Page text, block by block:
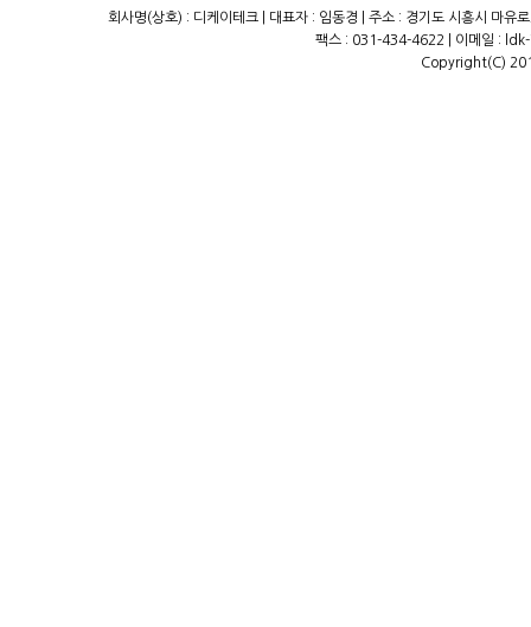
회사명(상호) : 디케이테크 | 대표자 : 임동경 | 주소 : 경기도 시흥시 마
팩스 : 031-434-4622 | 이메일 :
Copyright(C)